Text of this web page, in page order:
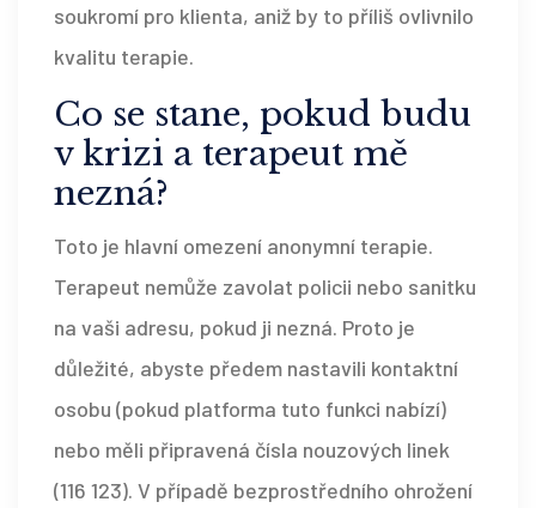
soukromí pro klienta, aniž by to příliš ovlivnilo
kvalitu terapie.
Co se stane, pokud budu
v krizi a terapeut mě
nezná?
Toto je hlavní omezení anonymní terapie.
Terapeut nemůže zavolat policii nebo sanitku
na vaši adresu, pokud ji nezná. Proto je
důležité, abyste předem nastavili kontaktní
osobu (pokud platforma tuto funkci nabízí)
nebo měli připravená čísla nouzových linek
(116 123). V případě bezprostředního ohrožení